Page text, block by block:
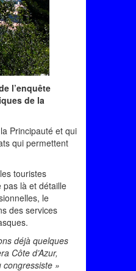
l’enquête
de la
Principauté et qui
qui permettent
touristes
pas là et détaille
le
des services
déjà quelques
Côte d’Azur,
congressiste »